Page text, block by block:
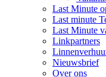
Last Minute
Last minute
Last Minute
Linkpartners
Nieuwsbrief
Over ons